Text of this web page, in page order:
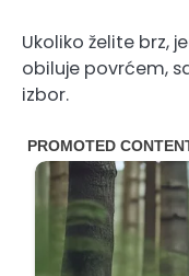
Ukoliko želite brz,
obiluje povrćem,
izbor.